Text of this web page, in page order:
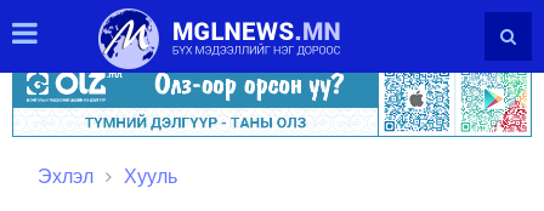
Эхлэл Хууль